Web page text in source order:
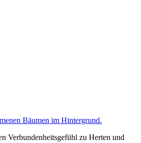
Verbundenheitsgefühl zu Herten und